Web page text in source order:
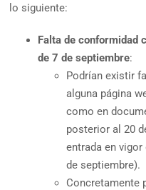
lo siguiente:
Falta de conformidad
de 7 de septiembre:
Podrían existir
alguna página
como en
posterior al 20
entrada en vigor
de septiembre).
Concretamente